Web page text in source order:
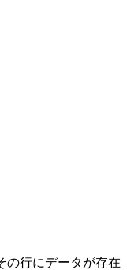
の行にデータが存在